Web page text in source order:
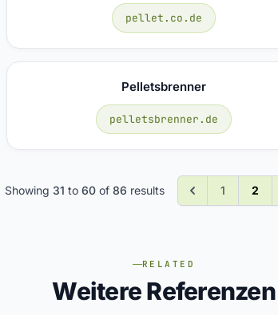
pellet.co.de
Pelletsbrenner
pelletsbrenner.de
Showing 31 to 60 of 86 results 1 2
RELATED
Weitere Referenzen